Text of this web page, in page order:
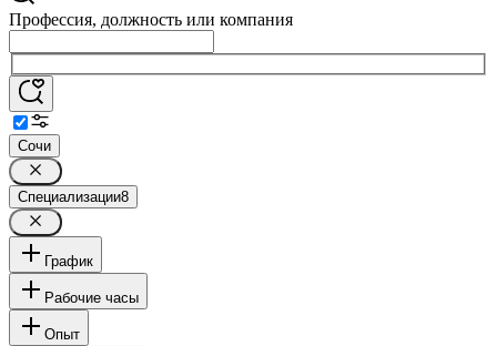
Профессия, должность или компания
Сочи
Специализации8
График
Рабочие часы
Опыт